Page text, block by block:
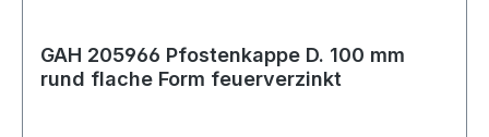
GAH 205966 Pfostenkappe D. 100 mm
rund flache Form feuerverzinkt